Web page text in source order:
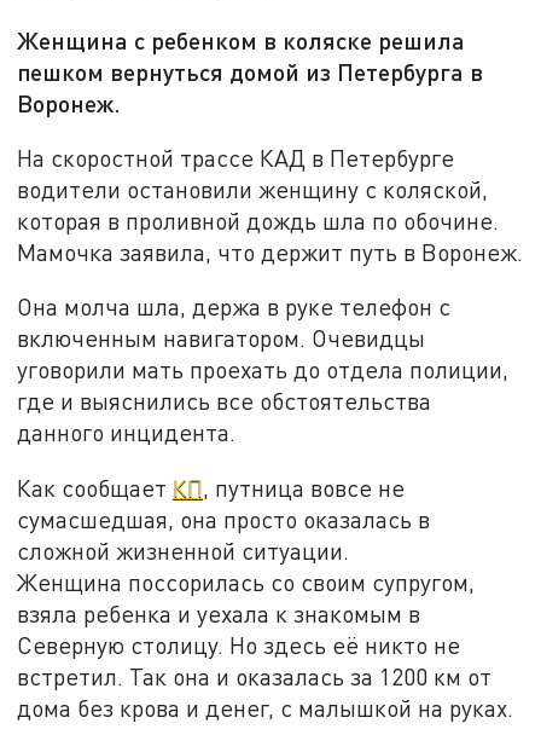
Женщина с ребенком в коляске решила
пешком вернуться домой из Петербурга в
Воронеж.
На скоростной трассе КАД в Петербурге
водители остановили женщину с коляской,
которая в проливной дождь шла по обочине.
Мамочка заявила, что держит путь в Воронеж.
Она молча шла, держа в руке телефон с
включенным навигатором. Очевидцы
уговорили мать проехать до отдела полиции,
где и выяснились все обстоятельства
данного инцидента.
Как сообщает КП, путница вовсе не
сумасшедшая, она просто оказалась в
сложной жизненной ситуации.
Женщина поссорилась со своим супругом,
взяла ребенка и уехала к знакомым в
Северную столицу. Но здесь её никто не
встретил. Так она и оказалась за 1200 км от
дома без крова и денег, с малышкой на руках.